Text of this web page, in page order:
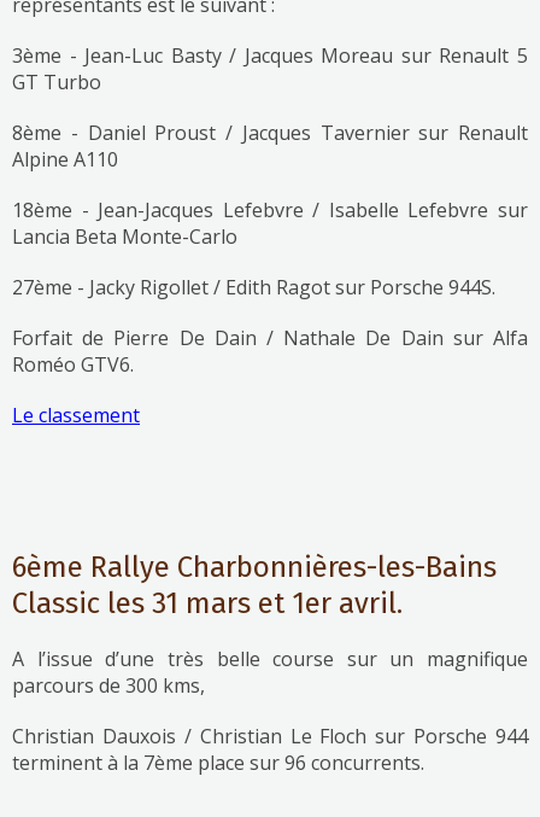
3ème - Jean-Luc Basty / Jacques Moreau sur Renault 5
GT Turbo
8ème - Daniel Proust / Jacques Tavernier sur Renault
Alpine A110
18ème - Jean-Jacques Lefebvre / Isabelle Lefebvre sur
Lancia Beta Monte-Carlo
27ème - Jacky Rigollet / Edith Ragot sur Porsche 944S.
Forfait de Pierre De Dain / Nathale De Dain sur Alfa
Roméo GTV6.
Le classement
6ème Rallye Charbonnières-les-Bains
Classic les 31 mars et 1er avril.
A l’issue d’une très belle course sur un magnifique
parcours de 300 kms,
Christian Dauxois / Christian Le Floch sur Porsche 944
terminent à la 7ème place sur 96 concurrents.